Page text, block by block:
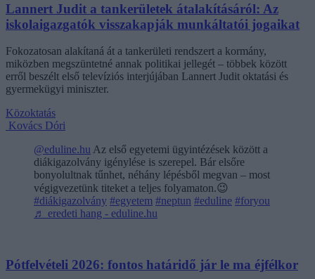
Lannert Judit a tankerületek átalakításáról: Az
iskolaigazgatók visszakapják munkáltatói jogaikat
Fokozatosan alakítaná át a tankerületi rendszert a kormány,
miközben megszüntetné annak politikai jellegét – többek között
erről beszélt első televíziós interjújában Lannert Judit oktatási és
gyermekügyi miniszter.
Közoktatás
Kovács Dóri
@eduline.hu Az első egyetemi ügyintézések között a
diákigazolvány igénylése is szerepel. Bár elsőre
bonyolultnak tűnhet, néhány lépésből megvan – most
végigvezetünk titeket a teljes folyamaton.😉
#diákigazolvány #egyetem #neptun #eduline #foryou
♬ eredeti hang - eduline.hu
Pótfelvételi 2026: fontos határidő jár le ma éjfélkor